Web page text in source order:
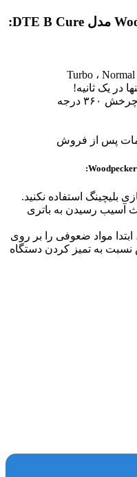
درجه
بلیچینگ استفاده نکنید.
آسیب رسیدن به باتری
مواد ضعوفی را بر روی
به تمیز کردن دستگاه